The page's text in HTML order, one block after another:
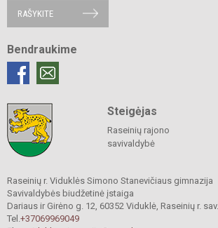
RAŠYKITE
Bendraukime
Steigėjas
Raseinių rajono
savivaldybė
Raseinių r. Viduklės Simono Stanevičiaus gimnazija
Savivaldybės biudžetinė įstaiga
Dariaus ir Girėno g. 12, 60352 Viduklė, Raseinių r. sav.
Tel. +37069969049